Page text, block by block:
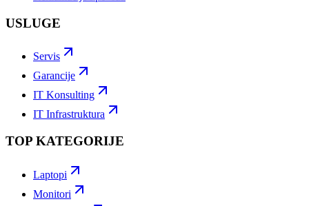
USLUGE
Servis
Garancije
IT Konsulting
IT Infrastruktura
TOP KATEGORIJE
Laptopi
Monitori